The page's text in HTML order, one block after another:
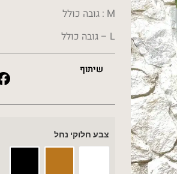
M : גובה כולל
L – גובה כולל
שיתוף
צבע חלוקי נחל